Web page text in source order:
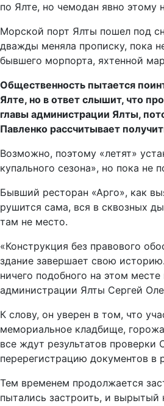
по Ялте, но чемодан явно этому
Морской порт Ялты пошел под
дважды меняла прописку, пока
бывшего морпорта, яхтенной
Общественность пытается
Ялте, но в ответ слышит, что
главы администрации Ялты,
Павленко рассчитывает
Возможно, поэтому «летят»
купального сезона», но пока не
Бывший ресторан «Арго», как
рушится сама, вся в сквозных
там не место.
«Конструкция без правового
здание завершает свою
ничего подобного на этом
администрации Ялты Сергей
К слову, он уверен в том, что
мемориальное кладбище,
все ждут результатов проверки
перерегистрацию документов в
Тем временем продолжается
пытались застроить, и вырытый